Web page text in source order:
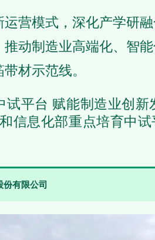
营模式，深化产学研
推动制造业高端化、智
材示范线。
试平台 赋能制造业创新
信息化部重点培育中试
份有限公司